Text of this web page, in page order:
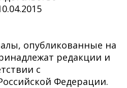
опубликованные на
редакции и
с
Федерации.